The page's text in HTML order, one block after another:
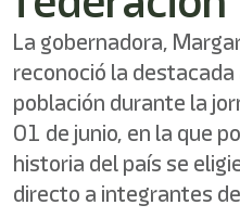
La gobernadora,
reconoció la
población durante la
01 de junio, en la que
historia del país se
directo a integrantes